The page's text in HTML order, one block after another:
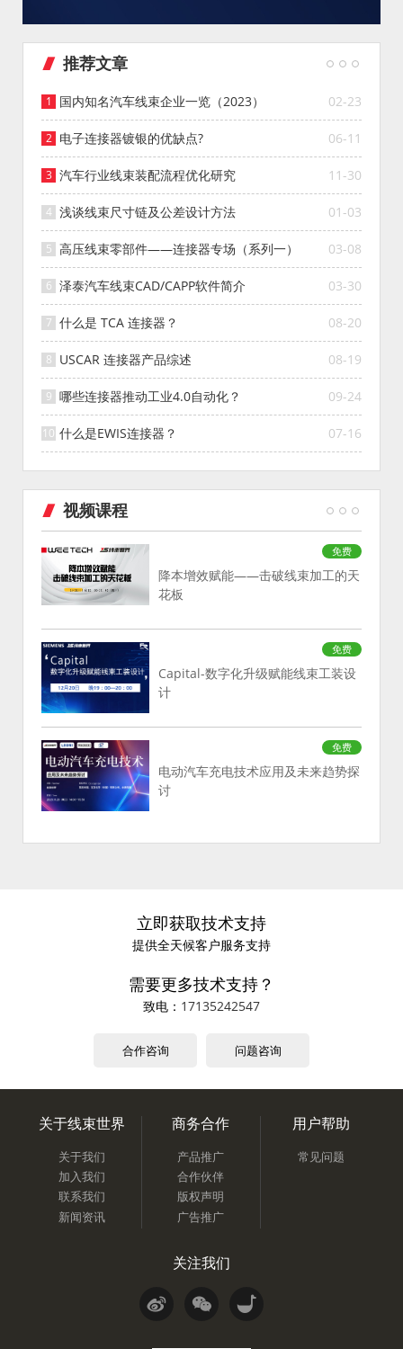
推荐文章
02-23
国内知名汽车线束企业一览（2023）
06-11
电子连接器镀银的优缺点?
11-30
汽车行业线束装配流程优化研究
01-03
浅谈线束尺寸链及公差设计方法
03-08
高压线束零部件——连接器专场（系列一）
03-30
泽泰汽车线束CAD/CAPP软件简介
08-20
什么是 TCA 连接器？
08-19
USCAR 连接器产品综述
09-24
哪些连接器推动工业4.0自动化？
07-16
什么是EWIS连接器？
视频课程
免费
降本增效赋能——击破线束加工的天
花板
免费
Capital-数字化升级赋能线束工装设
计
免费
电动汽车充电技术应用及未来趋势探
讨
立即获取技术支持
提供全天候客户服务支持
需要更多技术支持？
致电： 17135242547
合作咨询 问题咨询
关于线束世界
关于我们
加入我们
联系我们
新闻资讯
商务合作
产品推广
合作伙伴
版权声明
广告推广
用户帮助
常见问题
关注我们